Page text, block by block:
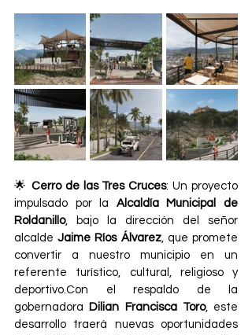
🌟 Cerro de las Tres Cruces: Un proyecto
impulsado por la Alcaldía Municipal de
Roldanillo, bajo la dirección del señor
alcalde Jaime Ríos Álvarez, que promete
convertir a nuestro municipio en un
referente turístico, cultural, religioso y
deportivo.Con el respaldo de la
gobernadora
Dilian Francisca Toro, este
desarrollo traerá nuevas oportunidades